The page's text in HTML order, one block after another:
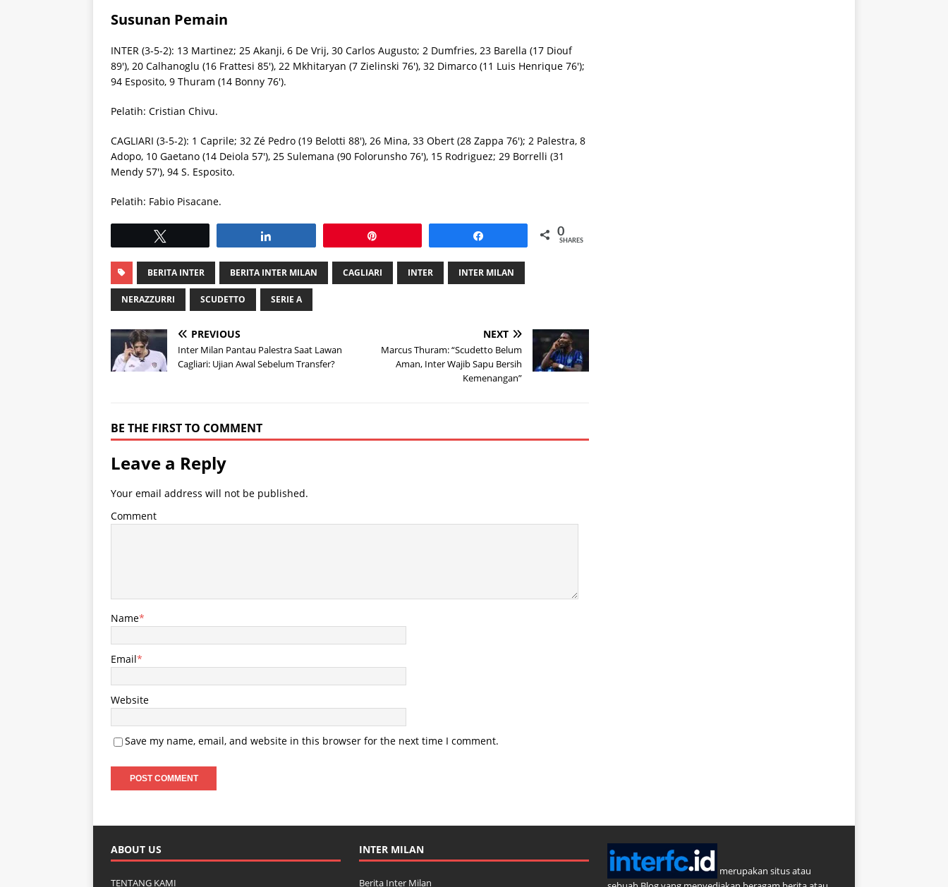
Susunan Pemain
INTER (3-5-2): 13 Martinez; 25 Akanji, 6 De Vrij, 30 Carlos Augusto; 2 Dumfries, 23 Barella (17 Diouf
89′), 20 Calhanoglu (16 Frattesi 85′), 22 Mkhitaryan (7 Zielinski 76′), 32 Dimarco (11 Luis Henrique 76′);
94 Esposito, 9 Thuram (14 Bonny 76′).
Pelatih: Cristian Chivu.
CAGLIARI (3-5-2): 1 Caprile; 32 Zé Pedro (19 Belotti 88′), 26 Mina, 33 Obert (28 Zappa 76′); 2 Palestra, 8
Adopo, 10 Gaetano (14 Deiola 57′), 25 Sulemana (90 Folorunsho 76′), 15 Rodriguez; 29 Borrelli (31
Mendy 57′), 94 S. Esposito.
Pelatih: Fabio Pisacane.
0
SHARES
BERITA INTER BERITA INTER MILAN CAGLIARI INTER INTER MILAN
NERAZZURRI SCUDETTO SERIE A
PREVIOUS
Inter Milan Pantau Palestra Saat Lawan
Cagliari: Ujian Awal Sebelum Transfer?
NEXT
Marcus Thuram: “Scudetto Belum
Aman, Inter Wajib Sapu Bersih
Kemenangan”
BE THE FIRST TO COMMENT
Leave a Reply
Your email address will not be published.
Comment
Name*
Email*
Website
Save my name, email, and website in this browser for the next time I comment.
ABOUT US
TENTANG KAMI
INTER MILAN
Berita Inter Milan
merupakan situs atau